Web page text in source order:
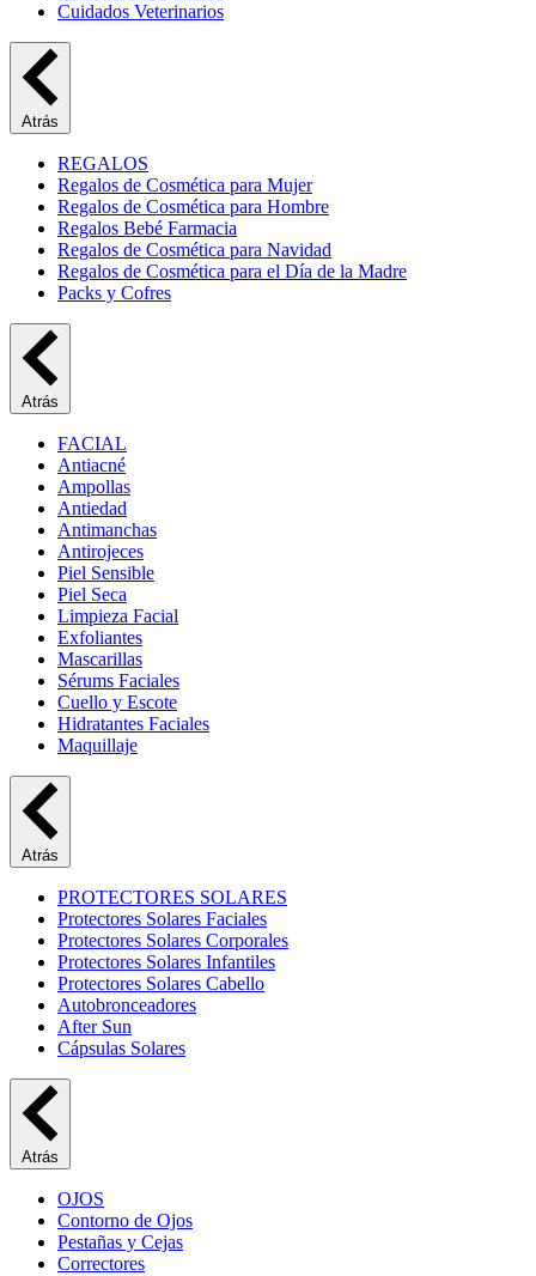
Cuidados Veterinarios
Atrás
REGALOS
Regalos de Cosmética para Mujer
Regalos de Cosmética para Hombre
Regalos Bebé Farmacia
Regalos de Cosmética para Navidad
Regalos de Cosmética para el Día de la Madre
Packs y Cofres
Atrás
FACIAL
Antiacné
Ampollas
Antiedad
Antimanchas
Antirojeces
Piel Sensible
Piel Seca
Limpieza Facial
Exfoliantes
Mascarillas
Sérums Faciales
Cuello y Escote
Hidratantes Faciales
Maquillaje
Atrás
PROTECTORES SOLARES
Protectores Solares Faciales
Protectores Solares Corporales
Protectores Solares Infantiles
Protectores Solares Cabello
Autobronceadores
After Sun
Cápsulas Solares
Atrás
OJOS
Contorno de Ojos
Pestañas y Cejas
Correctores